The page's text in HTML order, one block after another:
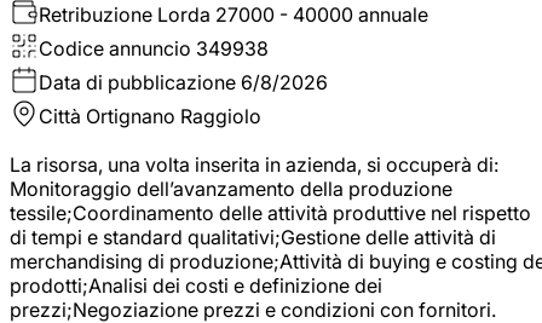
Retribuzione Lorda 27000 - 40000 annuale
Codice annuncio 349938
Data di pubblicazione 6/8/2026
Città Ortignano Raggiolo
La risorsa, una volta inserita in azienda, si occuperà di:
Monitoraggio dell’avanzamento della produzione
tessile;Coordinamento delle attività produttive nel rispetto
di tempi e standard qualitativi;Gestione delle attività di
merchandising di produzione;Attività di buying e costing
prodotti;Analisi dei costi e definizione dei
prezzi;Negoziazione prezzi e condizioni con fornitori.